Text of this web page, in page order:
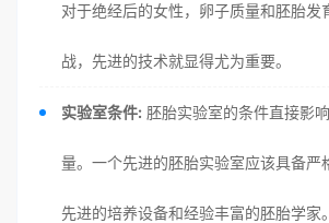
对于绝经后的女性，卵子质量和胚胎发
战，先进的技术就显得尤为重要。
实验室条件: 胚胎实验室的条件直接影
量。一个先进的胚胎实验室应该具备严
先进的培养设备和经验丰富的胚胎学家。